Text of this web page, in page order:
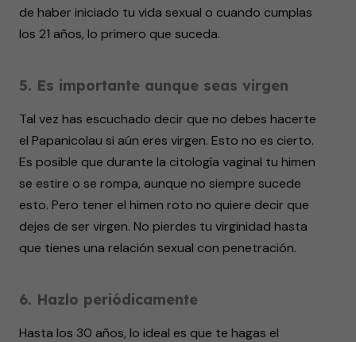
de haber iniciado tu vida sexual o cuando cumplas
los 21 años, lo primero que suceda.
5. Es importante aunque seas virgen
Tal vez has escuchado decir que no debes hacerte
el Papanicolau si aún eres virgen. Esto no es cierto.
Es posible que durante la citología vaginal tu himen
se estire o se rompa, aunque no siempre sucede
esto. Pero tener el himen roto no quiere decir que
dejes de ser virgen. No pierdes tu virginidad hasta
que tienes una relación sexual con penetración.
6. Hazlo periódicamente
Hasta los 30 años, lo ideal es que te hagas el